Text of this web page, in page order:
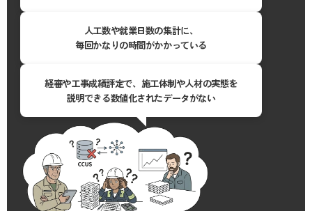
人工数や就業日数の集計に、
毎回かなりの時間がかかっている
経審や工事成績評定で、施工体制や人材の実態を
説明できる数値化されたデータがない